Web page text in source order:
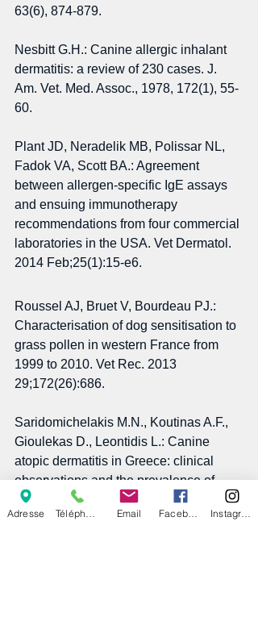
63(6), 874-879.
Nesbitt G.H.: Canine allergic inhalant
dermatitis: a review of 230 cases. J.
Am. Vet. Med. Assoc., 1978, 172(1), 55-
60.
Plant JD, Neradelik MB, Polissar NL,
Fadok VA, Scott BA.: Agreement
between allergen-specific IgE assays
and ensuing immunotherapy
recommendations from four commercial
laboratories in the USA. Vet Dermatol.
2014 Feb;25(1):15-e6.
Roussel AJ, Bruet V, Bourdeau PJ.:
Characterisation of dog sensitisation to
grass pollen in western France from
1999 to 2010. Vet Rec. 2013
29;172(26):686.
Saridomichelakis M.N., Koutinas A.F.,
Gioulekas D., Leontidis L.: Canine
atopic dermatitis in Greece: clinical
observations and the prevalence of
positive intradermal test reactions in 91
spontaneous cases. Vet. Immunol.
Adresse Email